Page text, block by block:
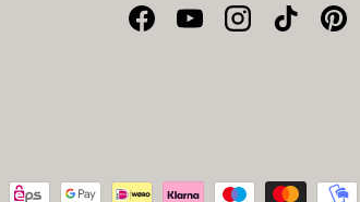
Facebook
YouTubeInstagram
TikTok